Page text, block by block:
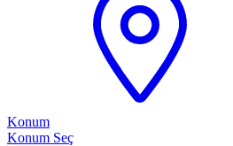
Konum
Konum Seç